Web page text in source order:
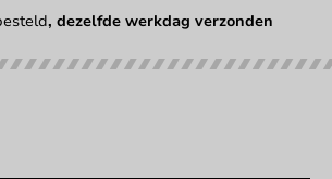
, dezelfde werkdag verzonden